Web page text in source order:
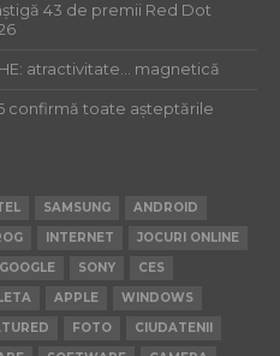
43 de premii Red Dot
HE: atractivitate… magnetică
confirmă toate așteptările
SAMSUNG
ANDROID
INTERNET
JOCURI ONLINE
GOOGLE SONY
CES
APPLE
WINDOWS
FOTO
CIUDATENII